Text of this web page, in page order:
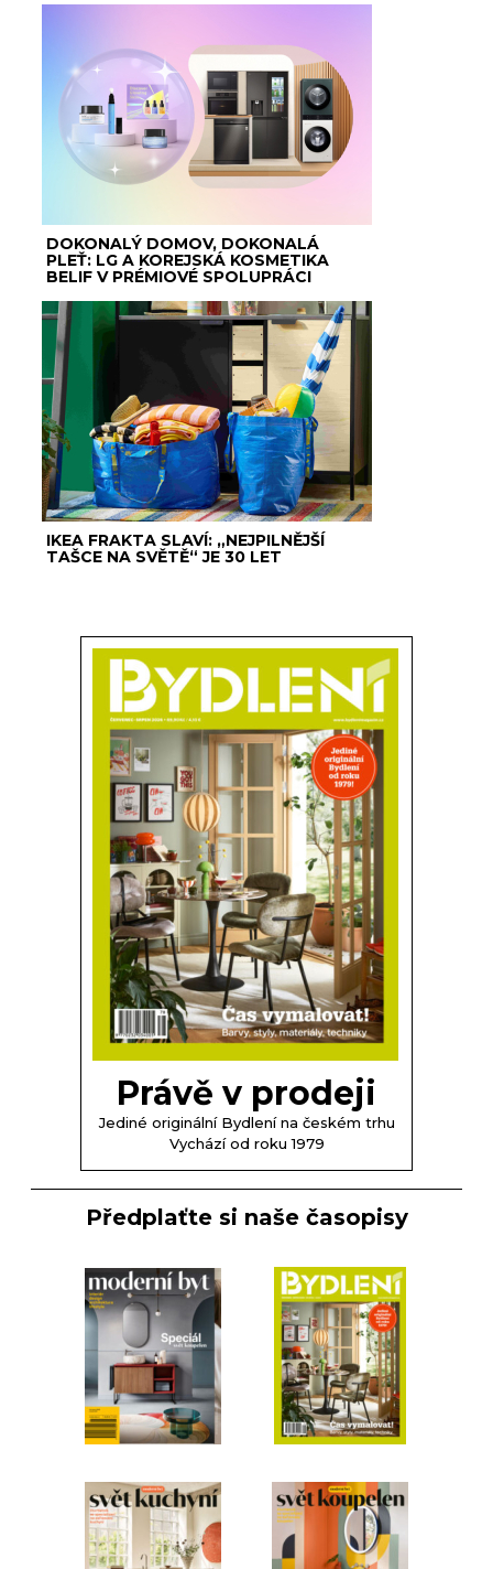
DOKONALÝ DOMOV, DOKONALÁ
PLEŤ: LG A KOREJSKÁ KOSMETIKA
BELIF V PRÉMIOVÉ SPOLUPRÁCI
IKEA FRAKTA SLAVÍ: „NEJPILNĚJŠÍ
TAŠCE NA SVĚTĚ“ JE 30 LET
Právě v prodeji
Jediné originální Bydlení na českém trhu
Vychází od roku 1979
Předplaťte si naše časopisy